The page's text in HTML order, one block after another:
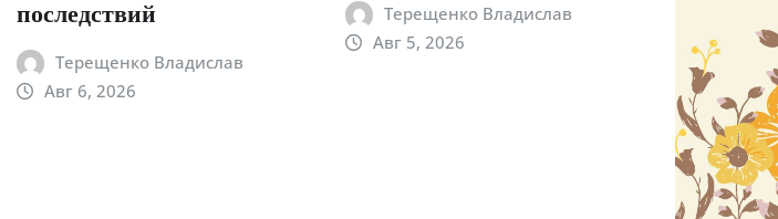
последствий
Терещенко Владислав
Авг 6, 2026
Терещенко Владислав
Авг 5, 2026